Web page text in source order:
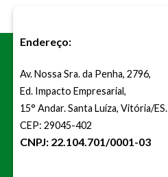
Endereço:
Av. Nossa Sra. da Penha, 2796,
Ed. Impacto Empresarial,
15° Andar. Santa Luíza, Vitória/ES.
CEP: 29045-402
CNPJ: 22.104.701/0001-03